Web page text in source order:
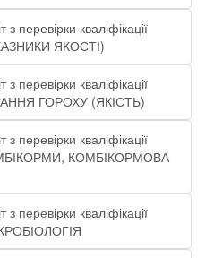
перевірки кваліфікації
ЯКОСТІ)​
перевірки кваліфікації
ГОРОХУ (ЯКІСТЬ)
перевірки кваліфікації
КОМБІКОРМОВА
перевірки кваліфікації